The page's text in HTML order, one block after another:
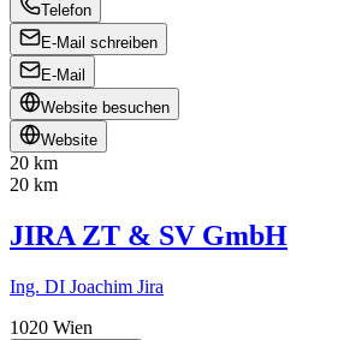
Telefon
E-Mail schreiben
E-Mail
Website besuchen
Website
20 km
20 km
JIRA ZT & SV GmbH
Ing. DI Joachim Jira
1020 Wien